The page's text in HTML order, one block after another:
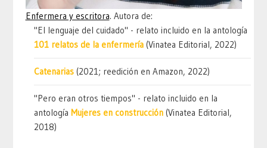
Enfermera y escritora. Autora de:
"El lenguaje del cuidado" - relato incluido en la antología
101 relatos de la enfermería (Vinatea Editorial, 2022)
Catenarias (2021; reedición en Amazon, 2022)
"Pero eran otros tiempos" - relato incluido en la
antología Mujeres en construcción (Vinatea Editorial,
2018)